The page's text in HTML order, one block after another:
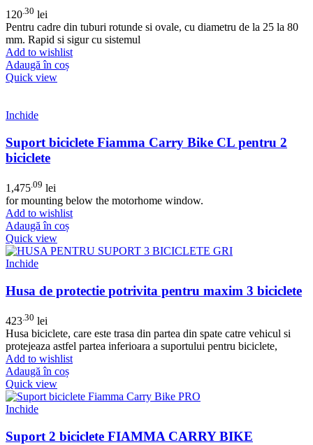
120.30 lei
Pentru cadre din tuburi rotunde si ovale, cu diametru de la 25 la 80
mm. Rapid si sigur cu sistemul
Add to wishlist
Adaugă în coș
Quick view
Inchide
Suport biciclete Fiamma Carry Bike CL pentru 2
biciclete
1,475 .09 lei
for mounting below the motorhome window.
Add to wishlist
Adaugă în coș
Quick view
Inchide
Husa de protectie potrivita pentru maxim 3 biciclete
423 .30 lei
Husa biciclete, care este trasa din partea din spate catre vehicul si
protejeaza astfel partea inferioara a suportului pentru biciclete,
Add to wishlist
Adaugă în coș
Quick view
Inchide
Suport 2 biciclete FIAMMA CARRY BIKE